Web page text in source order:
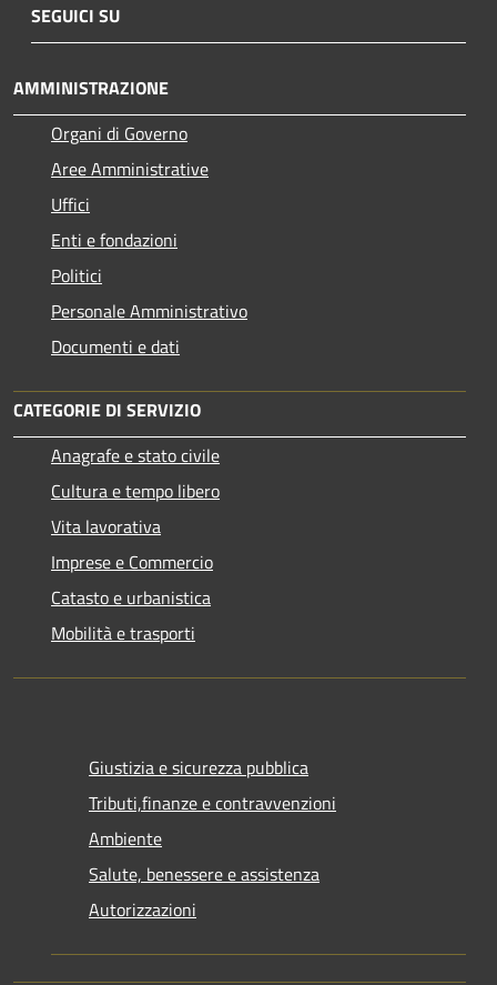
SEGUICI SU
AMMINISTRAZIONE
Organi di Governo
Aree Amministrative
Uffici
Enti e fondazioni
Politici
Personale Amministrativo
Documenti e dati
CATEGORIE DI SERVIZIO
Anagrafe e stato civile
Cultura e tempo libero
Vita lavorativa
Imprese e Commercio
Catasto e urbanistica
Mobilità e trasporti
Giustizia e sicurezza pubblica
Tributi,finanze e contravvenzioni
Ambiente
Salute, benessere e assistenza
Autorizzazioni